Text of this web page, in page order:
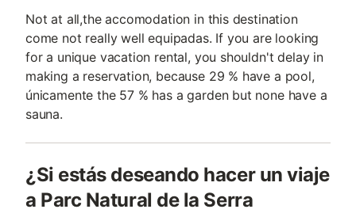
Not at all,the accomodation in this destination
come not really well equipadas. If you are looking
for a unique vacation rental, you shouldn't delay in
making a reservation, because 29 % have a pool,
únicamente the 57 % has a garden but none have a
sauna.
¿Si estás deseando hacer un viaje
a Parc Natural de la Serra